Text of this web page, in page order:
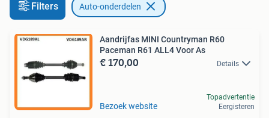
Filters Auto-onderdelen
Aandrijfas MINI Countryman R60
Paceman R61 ALL4 Voor As
€ 170,00 Details
Bezoek website
Topadvertentie
Eergisteren